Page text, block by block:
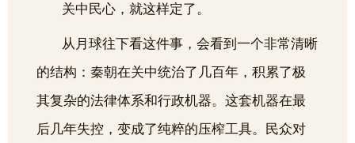
关中民心，就这样定了。
从月球往下看这件事，会看到一个非常清晰
的结构：秦朝在关中统治了几百年，积累了极
其复杂的法律体系和行政机器。这套机器在最
后几年失控，变成了纯粹的压榨工具。民众对